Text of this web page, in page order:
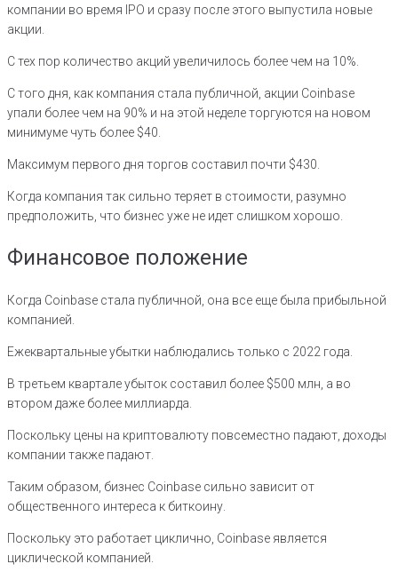
компании во время IPO и сразу после этого выпустила новые
акции.
С тех пор количество акций увеличилось более чем на 10%.
С того дня, как компания стала публичной, акции Coinbase
упали более чем на 90% и на этой неделе торгуются на новом
минимуме чуть более $40.
Максимум первого дня торгов составил почти $430.
Когда компания так сильно теряет в стоимости, разумно
предположить, что бизнес уже не идет слишком хорошо.
Финансовое положение
Когда Coinbase стала публичной, она все еще была прибыльной
компанией.
Ежеквартальные убытки наблюдались только с 2022 года.
В третьем квартале убыток составил более $500 млн, а во
втором даже более миллиарда.
Поскольку цены на криптовалюту повсеместно падают, доходы
компании также падают.
Таким образом, бизнес Coinbase сильно зависит от
общественного интереса к биткоину.
Поскольку это работает циклично, Coinbase является
циклической компанией.